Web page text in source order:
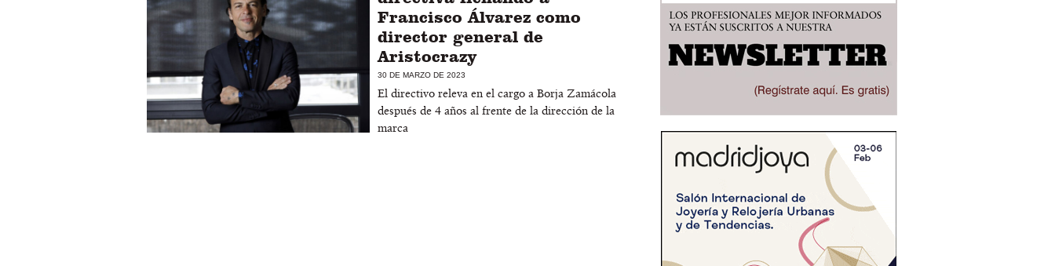
Francisco Álvarez como
director general de
Aristocrazy
30 DE MARZO DE 2023
El directivo releva en el cargo a Borja Zamácola
después de 4 años al frente de la dirección de la
marca